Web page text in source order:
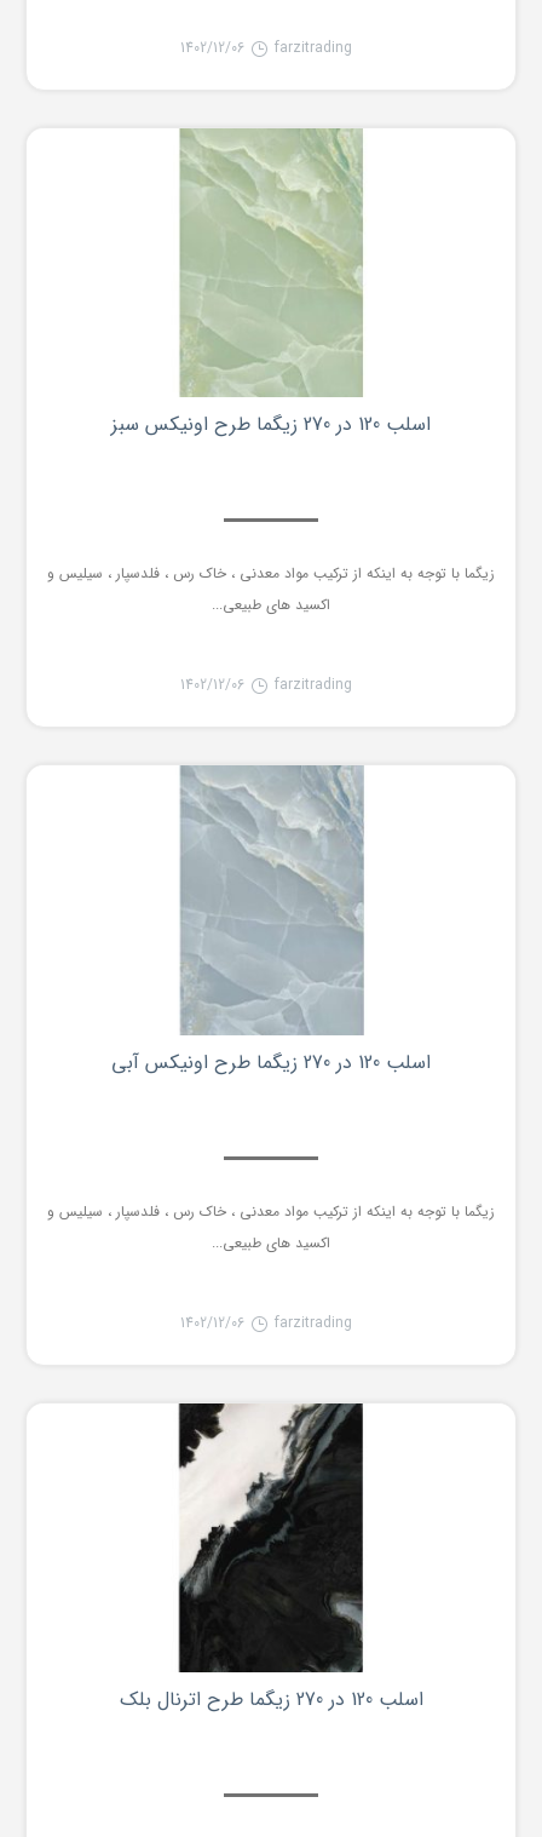
farzitrading
1402/12/06
اسلب 120 در 270 زیگما طرح اونیکس سبز
زیگما با توجه به اینکه از ترکیب مواد معدنی ، خاک رس ، فلدسپار ، سیلیس و
اکسید های طبیعی...
farzitrading
1402/12/06
اسلب 120 در 270 زیگما طرح اونیکس آبی
زیگما با توجه به اینکه از ترکیب مواد معدنی ، خاک رس ، فلدسپار ، سیلیس و
اکسید های طبیعی...
farzitrading
1402/12/06
اسلب 120 در 270 زیگما طرح اترنال بلک